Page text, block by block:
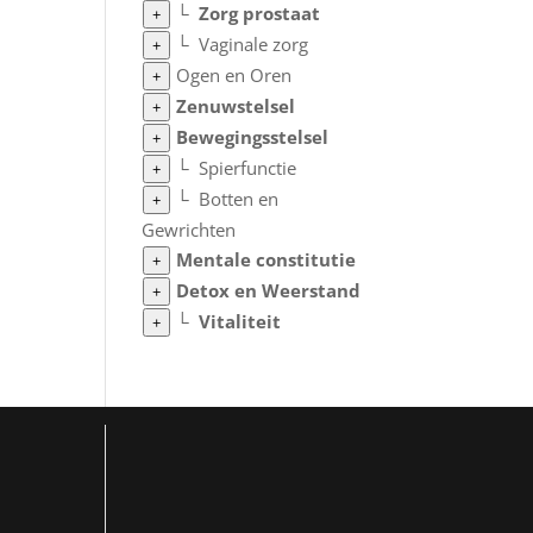
+ └Zorg prostaat
+ └Vaginale zorg
+ Ogen en Oren
+ Zenuwstelsel
+ Bewegingsstelsel
+ └Spierfunctie
+ └ Botten en
Gewrichten
+ Mentale constitutie
+ Detox en Weerstand
+ └Vitaliteit